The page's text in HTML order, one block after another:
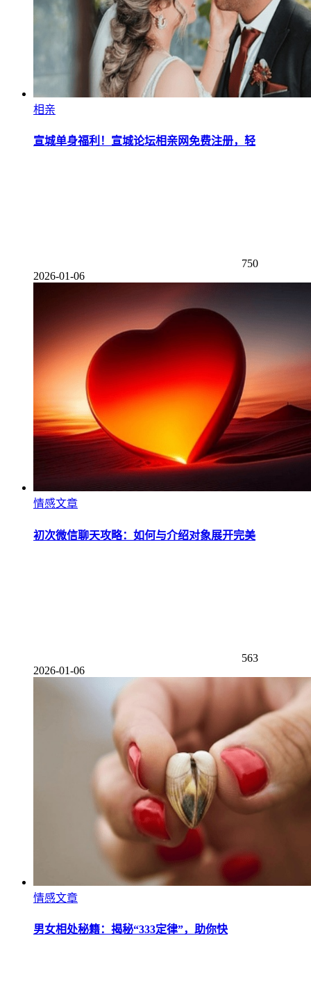
相亲
宣城单身福利！宣城论坛相亲网免费注册，轻
750
2026-01-06
情感文章
初次微信聊天攻略：如何与介绍对象展开完美
563
2026-01-06
情感文章
男女相处秘籍：揭秘“333定律”，助你快